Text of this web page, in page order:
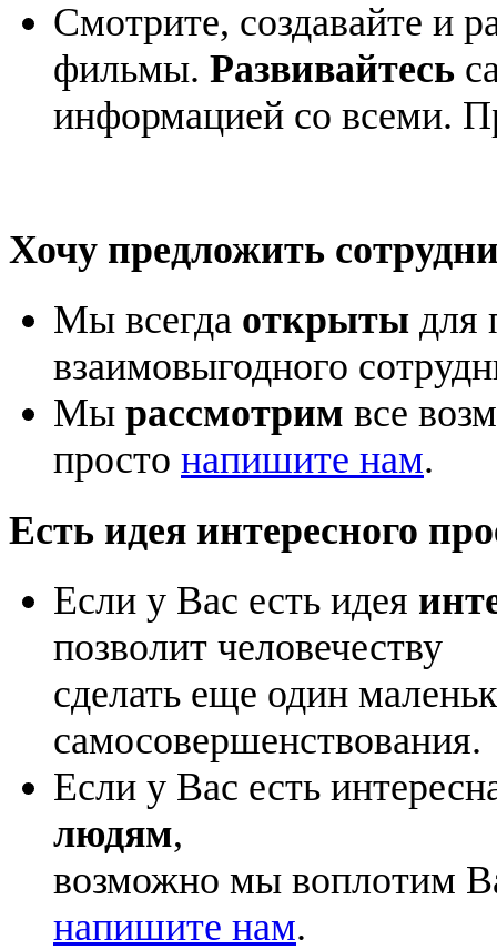
Смотрите, создавайте и
фильмы. Развивайтесь
информацией со всеми.
Хочу предложить
Мы всегда открыты для
взаимовыгодного
Мы рассмотрим все
просто напишите нам.
Есть идея интересного
Если у Вас есть идея
позволит человечеству
сделать еще один
самосовершенствования.
Если у Вас есть
людям,
возможно мы воплотим
напишите нам.